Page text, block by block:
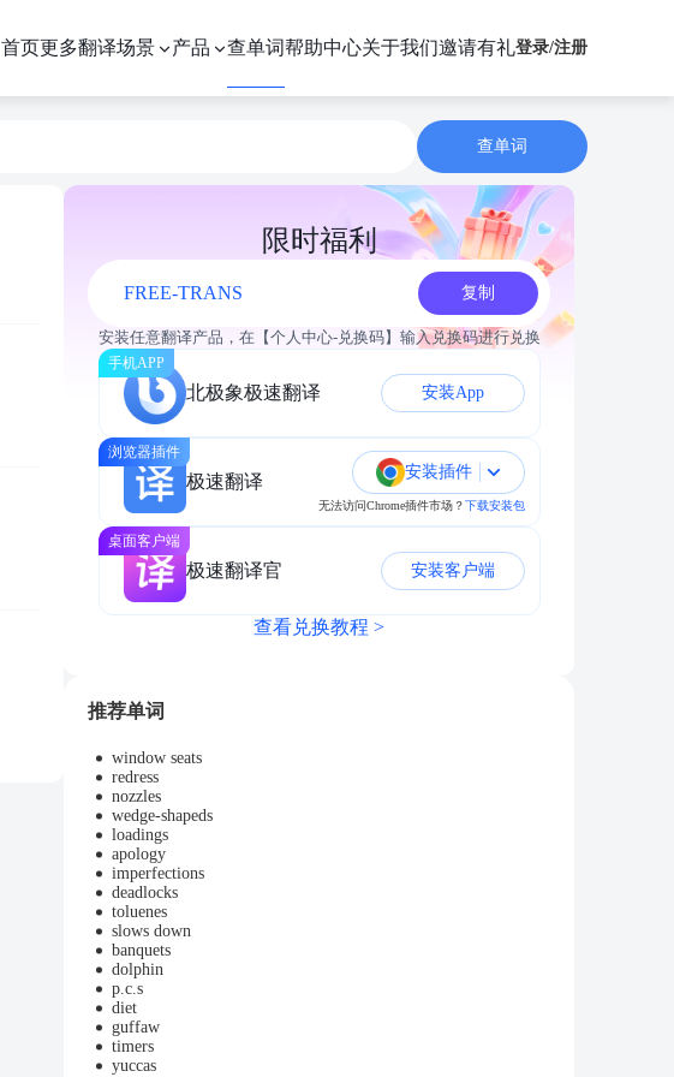
首页更多翻译场景 产品 查单词帮助中心关于我们邀请有礼登录/注册
查单词
限时福利
FREE-TRANS 复制
安装任意翻译产品，在【个人中心-兑换码】输入兑换码进行兑换
手机APP
北极象极速翻译 安装App
浏览器插件
极速翻译 安装插件
无法访问Chrome插件市场？下载安装包
桌面客户端
极速翻译官 安装客户端
查看兑换教程 >
推荐单词
window seats
redress
nozzles
wedge-shapeds
loadings
apology
imperfections
deadlocks
toluenes
slows down
banquets
dolphin
p.c.s
diet
guffaw
timers
yuccas